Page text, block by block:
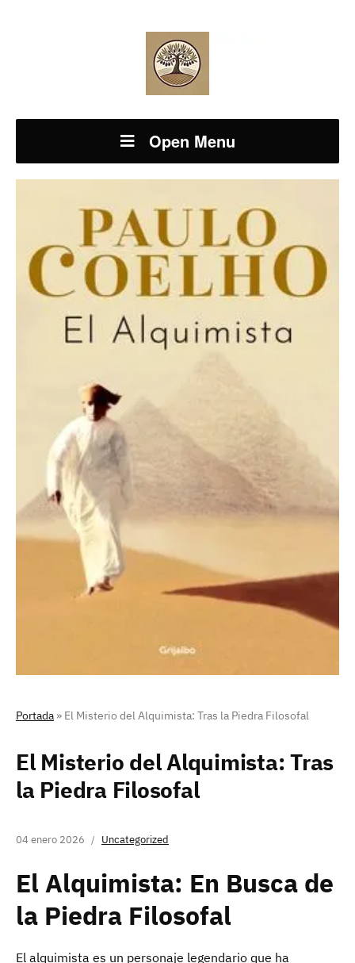
Open Menu
Portada » El Misterio del Alquimista: Tras la Piedra Filosofal
El Misterio del Alquimista: Tras
la Piedra Filosofal
04 enero 2026 Uncategorized
El Alquimista: En Busca de
la Piedra Filosofal
El alquimista es un personaje legendario que ha